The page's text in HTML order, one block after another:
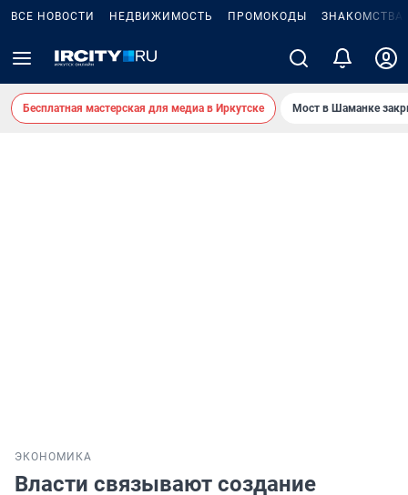
ВСЕ НОВОСТИ НЕДВИЖИМОСТЬ ПРОМОКОДЫ ЗНАКОМСТВА
Бесплатная мастерская для медиа в Иркутске Мост в Шаманке
ЭКОНОМИКА
Власти связывают создание